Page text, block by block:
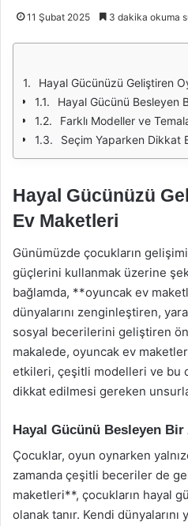
11 Şubat 2025 3 dakika okuma
Hayal Gücünüzü Geliştiren
Hayal Gücünü Besleyen
Farklı Modeller ve
Seçim Yaparken Dikkat
Hayal Gücünüzü
Ev Maketleri
Günümüzde çocukların
güçlerini kullanmak üzerine
bağlamda, **oyuncak ev
dünyalarını zenginleştiren,
sosyal becerilerini geliştiren
makalede, oyuncak ev
etkileri, çeşitli modelleri ve bu
dikkat edilmesi gereken
Hayal Gücünü Besleyen Bir
Çocuklar, oyun oynarken
zamanda çeşitli beceriler de
maketleri**, çocukların hayal
olanak tanır. Kendi